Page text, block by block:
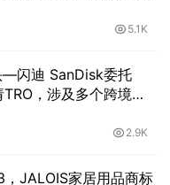
5.1K
—闪迪 SanDisk委托
，涉及多个跨境卖
2.9K
JALOIS家居用品商标